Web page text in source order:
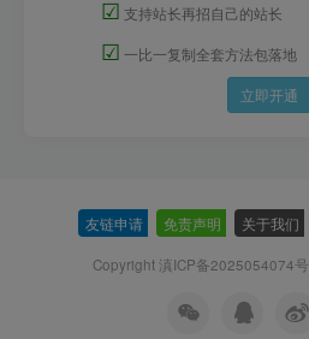
☑ 支持站长再招自己的站长
☑ 一比一复制全套方法包落地
立即开通
友链申请 免责声明 关于我们
Copyright 滇ICP备2025054074号